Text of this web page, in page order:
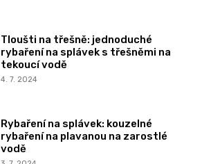
Tloušti na třešně: jednoduché
rybaření na splávek s třešněmi na
tekoucí vodě
4. 7. 2024
Rybaření na splávek: kouzelné
rybaření na plavanou na zarostlé
vodě